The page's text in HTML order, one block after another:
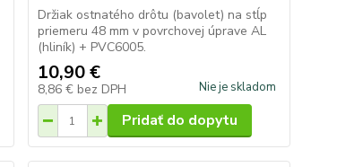
Držiak ostnatého drôtu (bavolet) na stĺp
priemeru 48 mm v povrchovej úprave AL
(hliník) + PVC6005.
10,90 €
8,86 € bez DPH Nie je skladom
Pridať do dopytu